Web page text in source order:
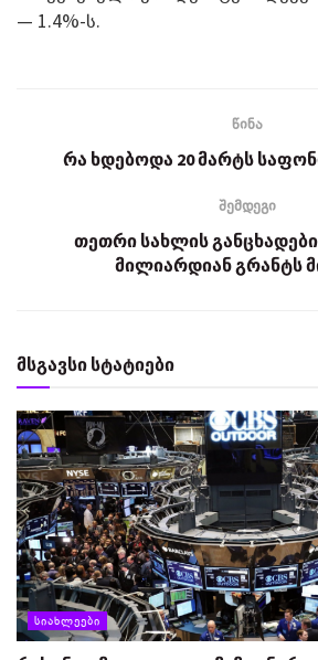
— 1.4%-ს.
წინა
რა ხდებოდა 20 მარტს
შემდეგი
თეთრი სახლის
მილიარდიან გრანტს
მსგავსი სტატიები
ᲡᲘᲐᲮᲚᲔᲔᲑᲘ